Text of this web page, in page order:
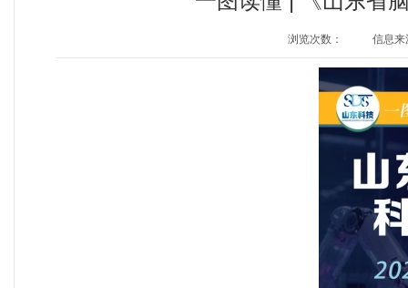
浏览次数： 信息来